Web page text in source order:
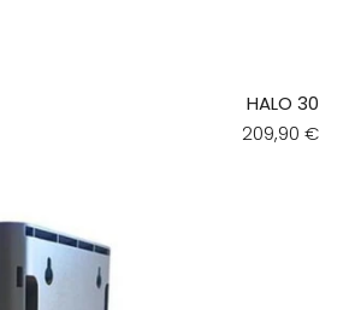
HALO 30
Regular
209,90 €